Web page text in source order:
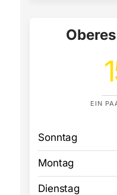
EIN
Sonntag
Montag
Dienstag